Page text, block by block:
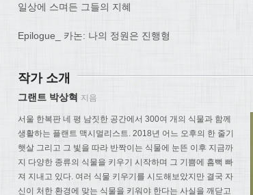
일상에 스며든 그들의 지혜
Epilogue_ 카논: 나의 정원은 진행형
작가 소개
그랜트 박상혁 지음
서울 한복판 네 평 남짓한 공간에서 300여 개의 식물과 함께
생활하는 플랜트 맥시멀리스트. 2018년 어느 오후의 한 줄기
햇살 그리고 그 빛을 따라 반짝이는 식물에 눈뜬 이후 지금까
지 다양한 종류의 식물을 키우기 시작하며 그 기쁨에 흠뻑 빠
져 지내고 있다. 여러 식물 키우기를 시도해보았지만 결국 자
신이 처한 환경에 맞는 식물을 키워야 한다는 사실을 깨닫고